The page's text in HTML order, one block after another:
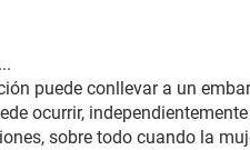
puede conllevar a un
ocurrir,
sobre todo cuando la